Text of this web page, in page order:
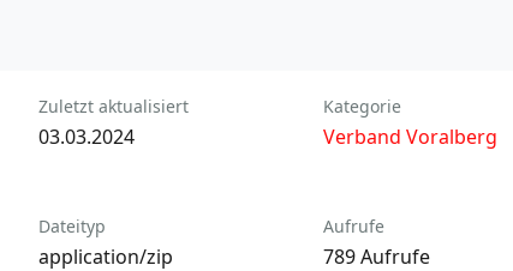
Zuletzt aktualisiert
03.03.2024
Kategorie
Verband Voralberg
Dateityp
application/zip
Aufrufe
789 Aufrufe